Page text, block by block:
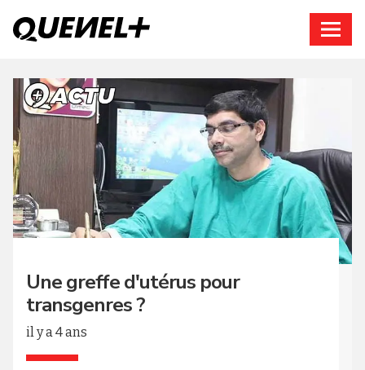
Une greffe d'utérus pour
transgenres ?
il y a 4 ans